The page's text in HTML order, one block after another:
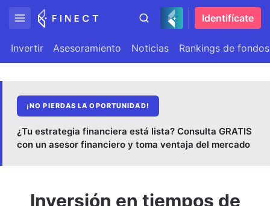
Identifícate
Invertir Asesoramiento Noticias Rankings de fondos
¡NO PIERDAS LA OPORTUNIDAD!
¿Tu estrategia financiera está lista? Consulta GRATIS
con un asesor financiero y toma ventaja del mercado
Inversión en tiempos de